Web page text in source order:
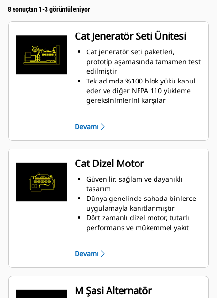
8 sonuçtan 1-3 görüntüleniyor
Cat Jeneratör Seti Ünitesi
Cat jeneratör seti paketleri,
prototip aşamasında tamamen test
edilmiştir
Tek adımda %100 blok yükü kabul
eder ve diğer NFPA 110 yükleme
gereksinimlerini karşılar
Devamı
Cat Dizel Motor
Güvenilir, sağlam ve dayanıklı
tasarım
Dünya genelinde sahada binlerce
uygulamayla kanıtlanmıştır
Dört zamanlı dizel motor, tutarlı
performans ve mükemmel yakıt
Devamı
M Şasi Alternatör